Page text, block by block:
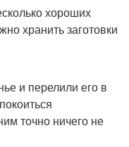
хороших
хранить заготовки
и перелили его в
точно ничего не